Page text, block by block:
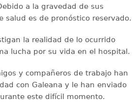
a la gravedad de sus
salud es de pronóstico reservado.
la realidad de lo ocurrido
lucha por su vida en el hospital.
y compañeros de trabajo han
con Galeana y le han enviado
este difícil momento.